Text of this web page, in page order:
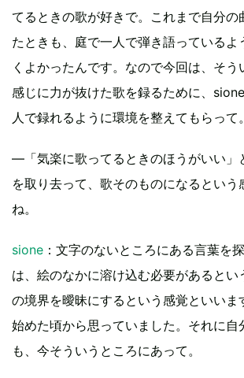
てるときの歌が好きで。これまで自分の
たときも、庭で一人で弾き語っているよ
くよかったんです。なので今回は、そう
感じに力が抜けた歌を録るために、
人で録れるように環境を整えてもらって。
―「気楽に歌ってるときのほうがいい」
を取り去って、歌そのものになるという
ね。
sione ：文字のないところにある言葉を
は、絵のなかに溶け込む必要があるとい
の境界を曖昧にするという感覚といいま
始めた頃から思っていました。それに自
も、今そういうところにあって。